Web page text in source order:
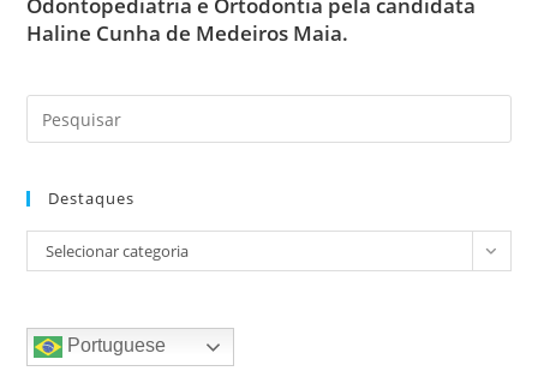
Haline Cunha de Medeiros Maia.
Destaques
Destaques
Selecionar categoria
Portuguese